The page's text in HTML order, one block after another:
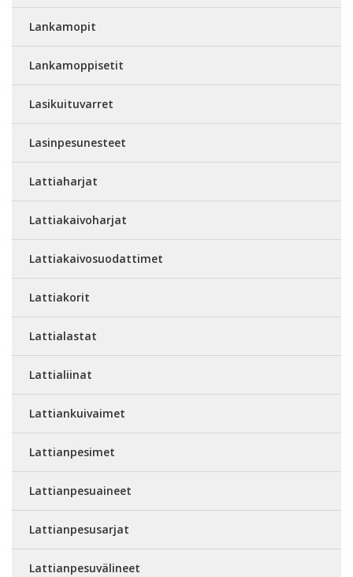
Lankamopit
Lankamoppisetit
Lasikuituvarret
Lasinpesunesteet
Lattiaharjat
Lattiakaivoharjat
Lattiakaivosuodattimet
Lattiakorit
Lattialastat
Lattialiinat
Lattiankuivaimet
Lattianpesimet
Lattianpesuaineet
Lattianpesusarjat
Lattianpesuvälineet